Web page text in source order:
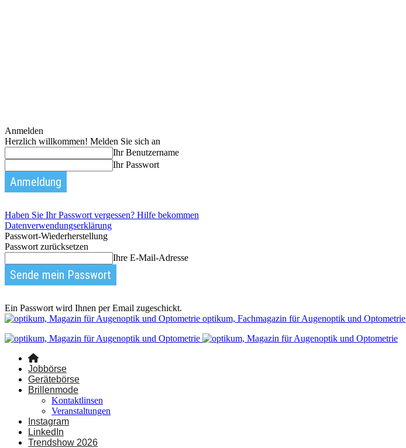
Anmelden
Herzlich willkommen! Melden Sie sich an
Ihr Benutzername
Ihr Passwort
Haben Sie Ihr Passwort vergessen? Hilfe bekommen
Datenverwendungserklärung
Passwort-Wiederherstellung
Passwort zurücksetzen
Ihre E-Mail-Adresse
Ein Passwort wird Ihnen per Email zugeschickt.
optikum, Fachmagazin für Augenoptik und Optometrie
Jobbörse
Gerätebörse
Brillenmode
Kontaktlinsen
Veranstaltungen
Instagram
LinkedIn
Trendshow 2026